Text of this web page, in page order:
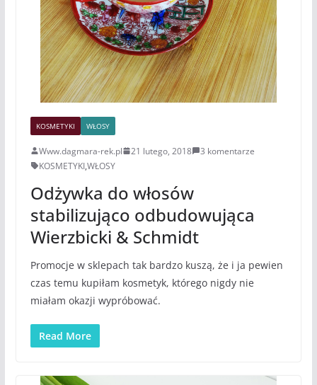
KOSMETYKI WŁOSY
Www.dagmara-rek.pl 21 lutego, 2018
3 komentarze
KOSMETYKI,WŁOSY
Odżywka do włosów
stabilizująco odbudowująca
Wierzbicki & Schmidt
Promocje w sklepach tak bardzo kuszą, że i ja pewien
czas temu kupiłam kosmetyk, którego nigdy nie
miałam okazji wypróbować.
Read More